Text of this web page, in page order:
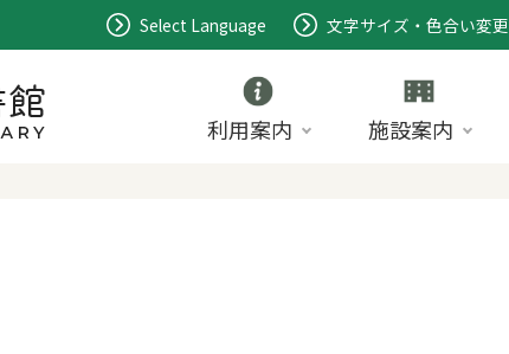
Select Language 文字サイズ・色合い変更
利用案内 施設案内